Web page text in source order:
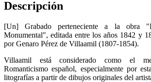
Descripción
[Un] Grabado perteneciente a la obra
Monumental", editada entre los años 1842 y
por Genaro Pérez de Villaamil (1807-1854).
Villaamil está considerado como el
Romanticismo español, especialmente por
litografías a partir de dibujos originales del